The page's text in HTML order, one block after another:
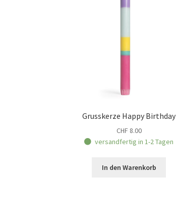
Grusskerze Happy Birthday
CHF 8.00
versandfertig in 1-2 Tagen
In den Warenkorb